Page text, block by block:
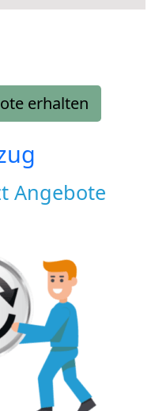
erhalten
Angebote